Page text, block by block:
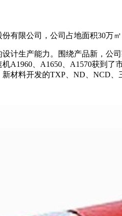
有限公司，公司占地面积30万㎡
生产能力。围绕产品新，公司
、A1650、A1570获到了
材料开发的TXP、ND、NCD、